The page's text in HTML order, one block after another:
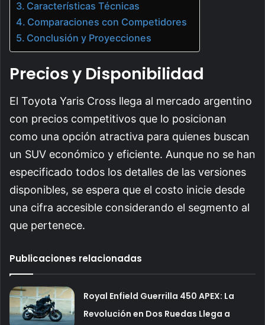
Características Técnicas
Comparaciones con Competidores
Conclusión y Proyecciones
Precios y Disponibilidad
El Toyota Yaris Cross llega al mercado argentino
con precios competitivos que lo posicionan
como una opción atractiva para quienes buscan
un SUV económico y eficiente. Aunque no se han
especificado todos los detalles de las versiones
disponibles, se espera que el costo inicie desde
una cifra accesible considerando el segmento al
que pertenece.
Publicaciones relacionadas
Royal Enfield Guerrilla 450 APEX: La
Revolución en Dos Ruedas Llega a